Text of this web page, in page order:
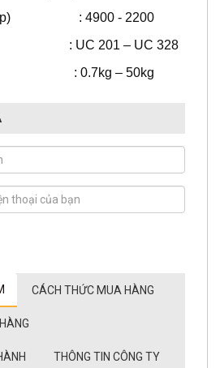
vít e (mm) : 64mm – 350mm
(v/p) : 4900 - 2200
201 – UC 328